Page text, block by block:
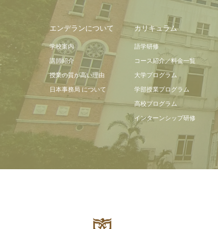
エンデランについて
学校案内
講師紹介
授業の質が高い理由
日本事務局 について
カリキュラム
語学研修
コース紹介／料金一覧
大学プログラム
学部授業プログラム
高校プログラム
インターンシップ研修